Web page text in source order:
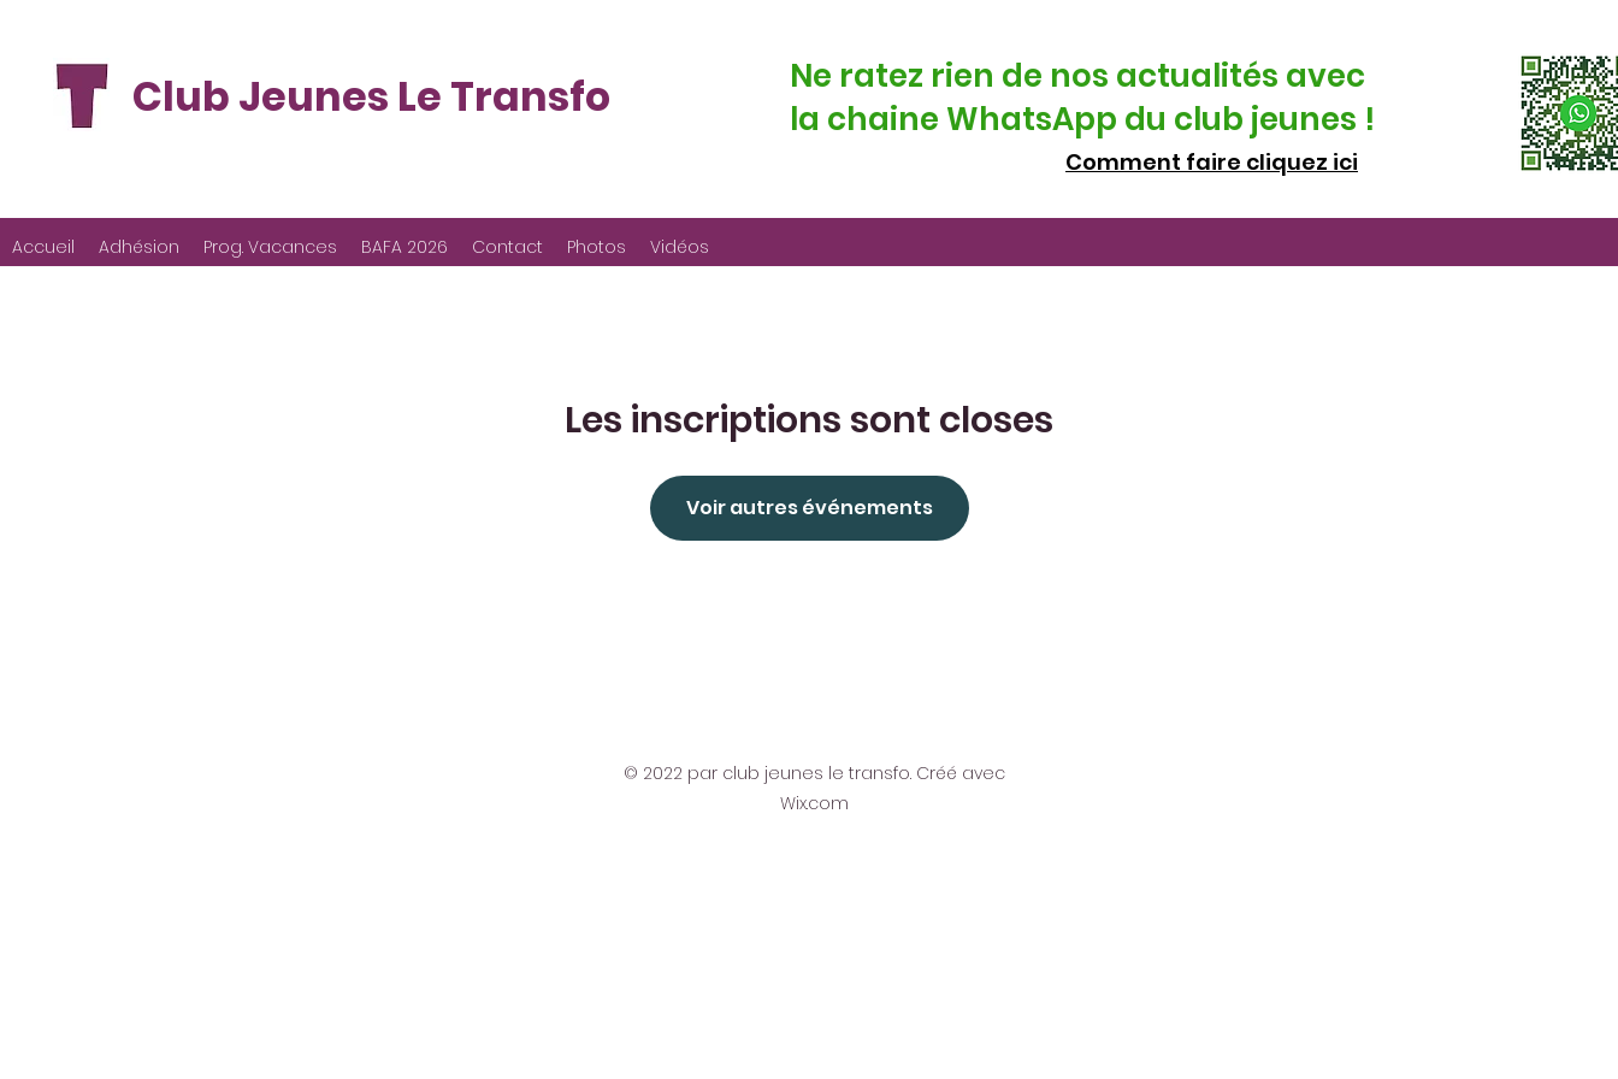
Club Jeunes Le Transfo
Ne ratez rien de nos actualités avec
la chaine WhatsApp du club jeunes !
Comment faire cliquez ici
Accueil Adhésion Prog. Vacances BAFA 2026 Contact Photos Vidéos
Les inscriptions sont closes
Voir autres événements
© 2022 par club jeunes le transfo. Créé avec
Wix.com